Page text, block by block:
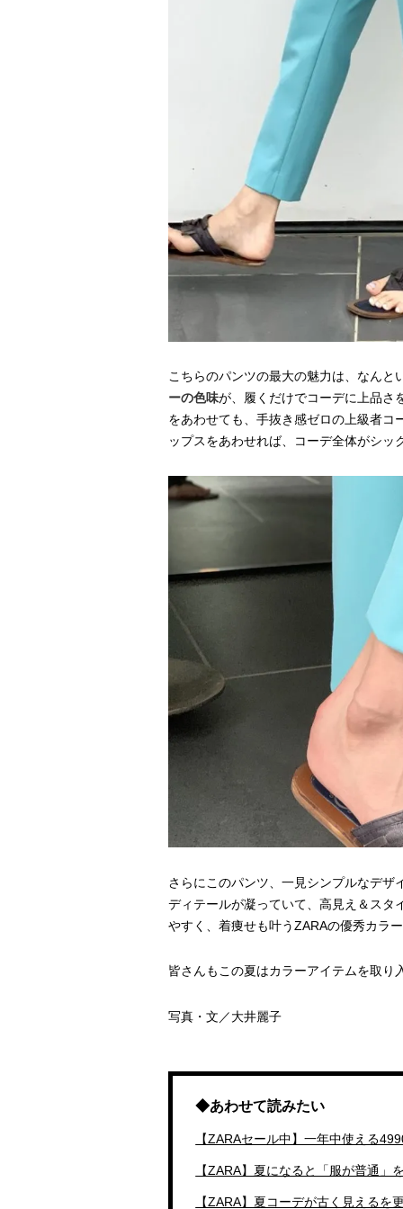
こちらのパンツの最大の魅力は、なんと
ーの色味が、履くだけでコーデに上品さ
をあわせても、手抜き感ゼロの上級者
ップスをあわせれば、コーデ全体がシ
さらにこのパンツ、一見シンプルなデ
ディテールが凝っていて、高見え＆スタ
やすく、着痩せも叶うZARAの優秀カラ
皆さんもこの夏はカラーアイテムを取
写真・文／大井麗子
◆あわせて読みたい
【ZARAセール中】一年中使える
【ZARA】夏になると「服が普通」
【ZARA】夏コーデが古く見えるを